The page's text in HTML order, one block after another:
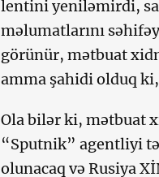
lentini yeniləmirdi,
məlumatlarını
görünür, mətbuat
amma şahidi olduq
Ola bilər ki, mətbuat
“Sputnik” agentliyi
olunacaq və Rusiya